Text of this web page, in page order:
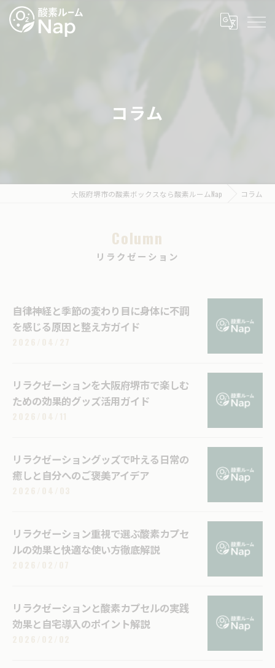
コラム
大阪府堺市の酸素ボックスなら酸素ルームNap コラム
Column
リラクゼーション
自律神経と季節の変わり目に身体に不調
を感じる原因と整え方ガイド
リラクゼーションを大阪府堺市で楽しむ
ための効果的グッズ活用ガイド
リラクゼーショングッズで叶える日常の
癒しと自分へのご褒美アイデア
リラクゼーション重視で選ぶ酸素カプセ
ルの効果と快適な使い方徹底解説
リラクゼーションと酸素カプセルの実践
効果と自宅導入のポイント解説